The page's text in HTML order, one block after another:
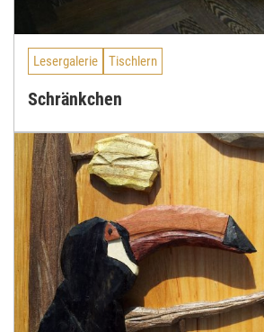
Lesergalerie Tischlern
Schränkchen